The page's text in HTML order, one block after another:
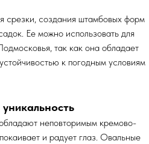
срезки, создания штамбовых форм
Ее можно использовать для
так как она обладает
к погодным условиям
неповторимым кремово-
и радует глаз. Овальные